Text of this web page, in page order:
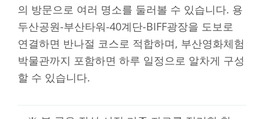
의 방문으로 여러 명소를 둘러볼 수 있습니다. 용
두산공원-부산타워-40계단-BIFF광장을 도보로
연결하면 반나절 코스로 적합하며, 부산영화체험
박물관까지 포함하면 하루 일정으로 알차게 구성
할 수 있습니다.